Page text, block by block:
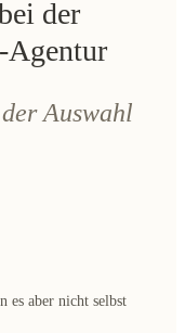
der
Agentur
Auswahl
es aber nicht selbst